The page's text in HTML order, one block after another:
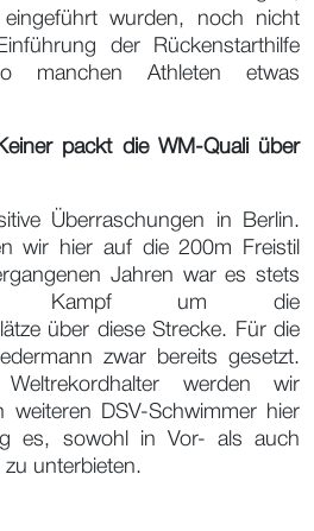
wurden, noch nicht
der Rückenstarthilfe
Athleten etwas
packt die WM-Quali über
Überraschungen in Berlin.
wir hier auf die 200m Freistil
Jahren war es stets
Kampf um die
über diese Strecke. Für die
zwar bereits gesetzt.
werden wir
weiteren DSV-Schwimmer hier
es, sowohl in Vor- als auch
unterbieten.